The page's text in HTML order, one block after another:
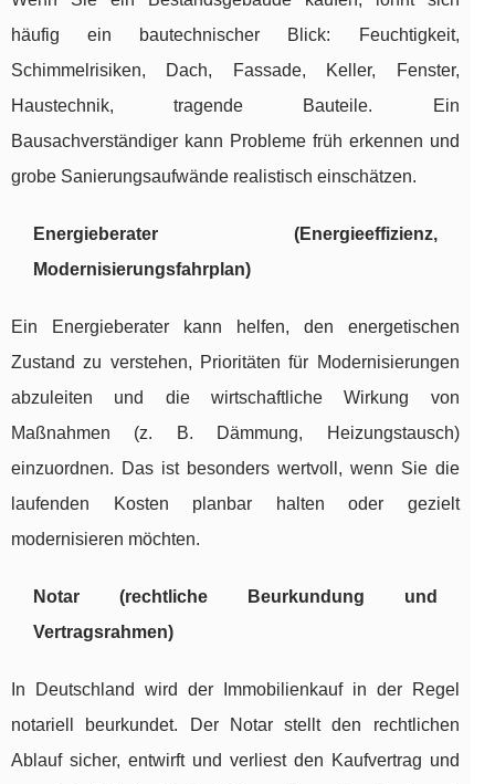
häufig ein bautechnischer Blick: Feuchtigkeit,
Schimmelrisiken, Dach, Fassade, Keller, Fenster,
Haustechnik, tragende Bauteile. Ein
Bausachverständiger kann Probleme früh erkennen und
grobe Sanierungsaufwände realistisch einschätzen.
Energieberater (Energieeffizienz,
Modernisierungsfahrplan)
Ein Energieberater kann helfen, den energetischen
Zustand zu verstehen, Prioritäten für Modernisierungen
abzuleiten und die wirtschaftliche Wirkung von
Maßnahmen (z. B. Dämmung, Heizungstausch)
einzuordnen. Das ist besonders wertvoll, wenn Sie die
laufenden Kosten planbar halten oder gezielt
modernisieren möchten.
Notar (rechtliche Beurkundung und
Vertragsrahmen)
In Deutschland wird der Immobilienkauf in der Regel
notariell beurkundet. Der Notar stellt den rechtlichen
Ablauf sicher, entwirft und verliest den Kaufvertrag und